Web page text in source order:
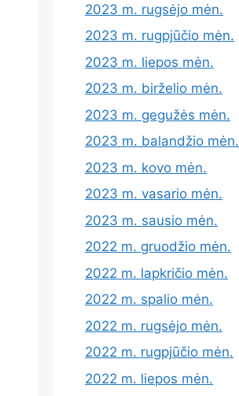
2023 m. rugsėjo mėn.
2023 m. rugpjūčio mėn.
2023 m. liepos mėn.
2023 m. birželio mėn.
2023 m. gegužės mėn.
2023 m. balandžio mėn.
2023 m. kovo mėn.
2023 m. vasario mėn.
2023 m. sausio mėn.
2022 m. gruodžio mėn.
2022 m. lapkričio mėn.
2022 m. spalio mėn.
2022 m. rugsėjo mėn.
2022 m. rugpjūčio mėn.
2022 m. liepos mėn.